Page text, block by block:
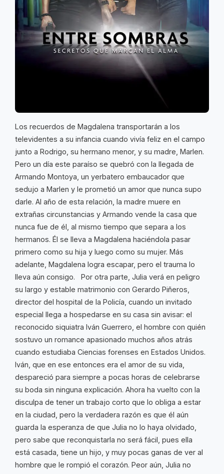
Los recuerdos de Magdalena transportarán a los
televidentes a su infancia cuando vivía feliz en el campo
junto a Rodrigo, su hermano menor, y su madre, Marlen.
Pero un día este paraíso se quebró con la llegada de
Armando Montoya, un yerbatero embaucador que
sedujo a Marlen y le prometió un amor que nunca supo
darle. Al año de esta relación, la madre muere en
extrañas circunstancias y Armando vende la casa que
nunca fue de él, al mismo tiempo que separa a los
hermanos. Él se lleva a Magdalena haciéndola pasar
primero como su hija y luego como su mujer. Más
adelante, Magdalena logra escapar, pero el trauma lo
lleva aún consigo. Por otra parte, Julia verá en peligro
su largo y estable matrimonio con Gerardo Piñeros,
director del hospital de la Policía, cuando un invitado
especial llega a hospedarse en su casa sin avisar: el
reconocido siquiatra Iván Guerrero, el hombre con quién
sostuvo un romance apasionado muchos años atrás
cuando estudiaba Ciencias forenses en Estados Unidos.
Iván, que en ese entonces era el amor de su vida,
despareció para siempre a pocas horas de celebrarse
su boda sin ninguna explicación. Ahora ha vuelto con la
disculpa de tener un trabajo corto que lo obliga a estar
en la ciudad, pero la verdadera razón es que él aún
guarda la esperanza de que Julia no lo haya olvidado,
pero sabe que reconquistarla no será fácil, pues ella
está casada, tiene un hijo, y muy pocas ganas de ver al
hombre que le rompió el corazón. Peor aún, Julia no